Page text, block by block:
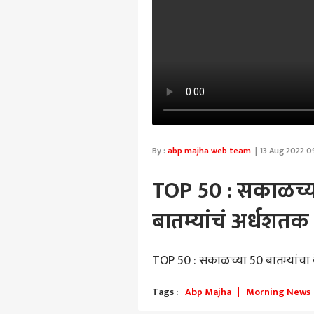
By : abp majha web team | 13 Aug 2022
TOP 50 :
बातम्यांचं
TOP 50 : सकाळच्या 50
Tags : Abp Majha Morning News